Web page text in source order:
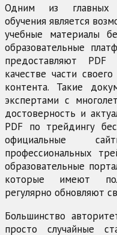
Одним из главных
обучения является
учебные материалы
образовательные
предоставляют
качестве части
контента. Такие
экспертами с
достоверность и
PDF по трейдингу
официальные
профессиональных
образовательные
которые имеют
регулярно обновляют
Большинство
просто случайные